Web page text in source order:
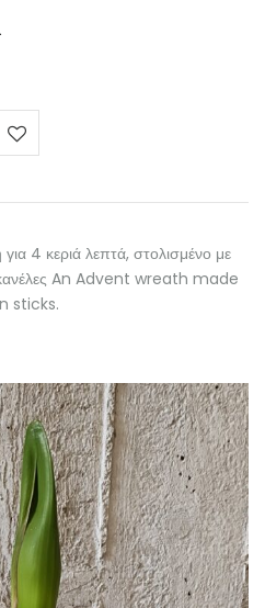
4 κεριά λεπτά, στολισμένο με
κανέλες An Advent wreath made
sticks.